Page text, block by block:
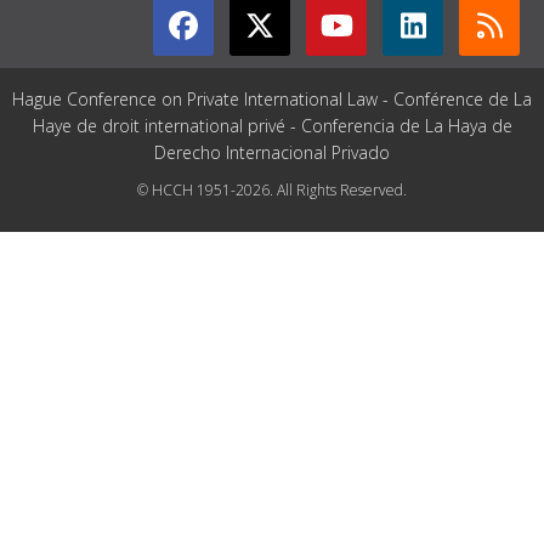
Hague Conference on Private International Law - Conférence de La
Haye de droit international privé - Conferencia de La Haya de
Derecho Internacional Privado
© HCCH 1951-2026. All Rights Reserved.